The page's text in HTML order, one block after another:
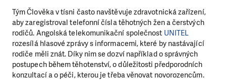
Tým Člověka v tísni často navštěvuje zdravotnická zařízení,
aby zaregistroval telefonní čísla těhotných žen a čerstvých
rodičů. Angolská telekomunikační společnost UNITEL
rozesílá hlasové zprávy s informacemi, které by nastávající
rodiče měli znát. Díky nim se dozví například o správných
postupech během těhotenství, o důležitosti předporodních
konzultací a o péči, kterou je třeba věnovat novorozencům.